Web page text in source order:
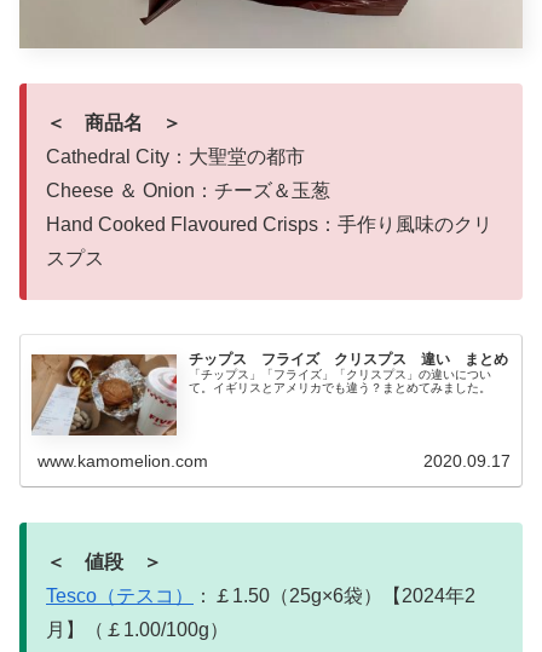
＜ 商品名 ＞
Cathedral City：大聖堂の都市
Cheese ＆ Onion：チーズ＆玉葱
Hand Cooked Flavoured Crisps：手作り風味のクリ
スプス
チップス フライズ クリスプス 違い まとめ
「チップス」「フライズ」「クリスプス」の違いについ
て。イギリスとアメリカでも違う？まとめてみました。
www.kamomelion.com 2020.09.17
＜ 値段 ＞
Tesco（テスコ）
：￡1.50（25g×6袋）【2024年2
月】（￡1.00/100g）